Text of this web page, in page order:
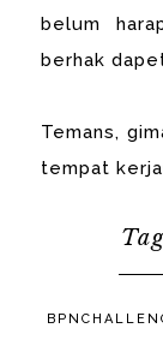
belum
berhak
Temans,
tempat